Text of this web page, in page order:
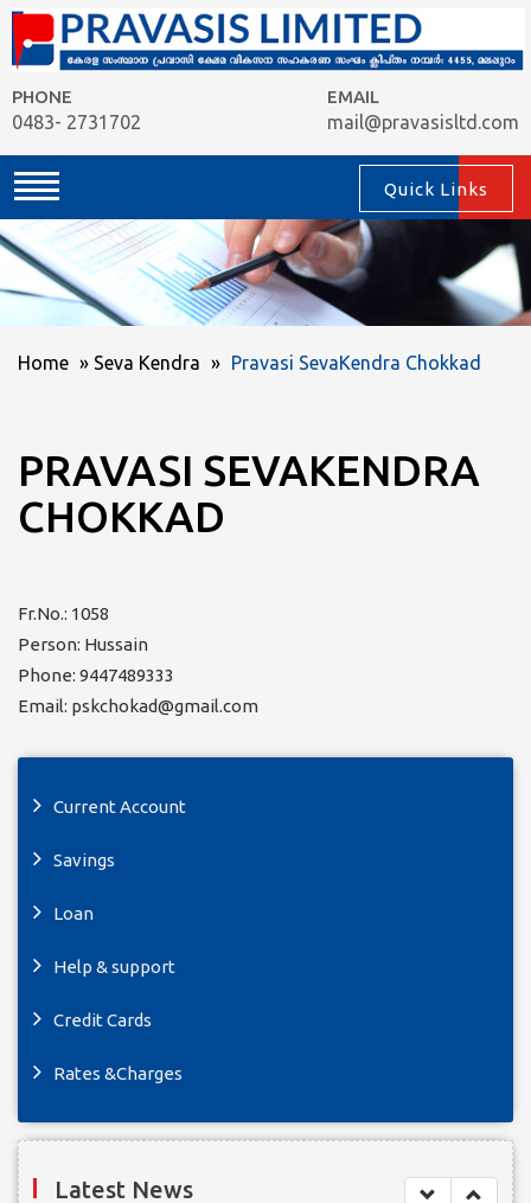
PHONE
0483- 2731702
EMAIL
mail@pravasisltd.com
Quick Links
Home » Seva Kendra » Pravasi SevaKendra Chokkad
PRAVASI SEVAKENDRA
CHOKKAD
Fr.No.: 1058
Person: Hussain
Phone: 9447489333
Email: pskchokad@gmail.com
Current Account
Savings
Loan
Help & support
Credit Cards
Rates &Charges
Latest News